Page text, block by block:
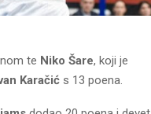
te Niko Šare, koji je
Karačić s 13 poena.